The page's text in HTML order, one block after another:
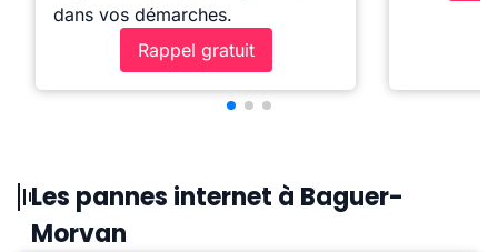
dans vos démarches.
Rappel gratuit
Les pannes internet à Baguer-
Morvan